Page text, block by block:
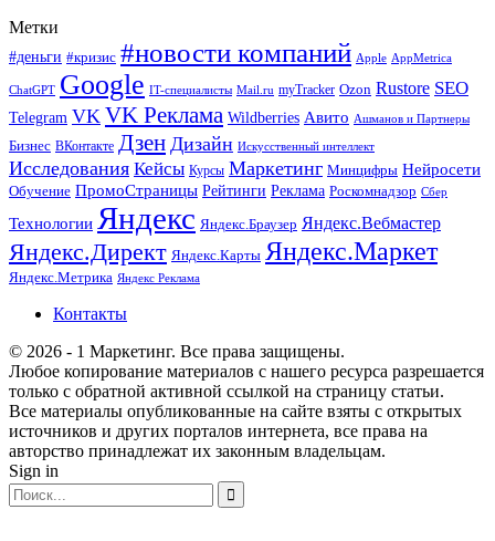
Метки
#деньги #кризис #новости компаний Apple AppMetrica
ChatGPT Google IT-специалисты Mail.ru myTracker Ozon Rustore SEO
Telegram VK VK Реклама Wildberries Авито Ашманов и Партнеры
Бизнес ВКонтакте Дзен Дизайн Искусственный интеллект
Исследования Кейсы Курсы Маркетинг Минцифры Нейросети
Обучение ПромоСтраницы Рейтинги Реклама Роскомнадзор Сбер
Технологии Яндекс Яндекс.Браузер Яндекс.Вебмастер
Яндекс.Директ Яндекс.Карты Яндекс.Маркет
Яндекс.Метрика Яндекс Реклама
Контакты
© 2026 - 1 Маркетинг. Все права защищены.
Любое копирование материалов с нашего ресурса разрешается
только с обратной активной ссылкой на страницу статьи.
Все материалы опубликованные на сайте взяты с открытых
источников и других порталов интернета, все права на
авторство принадлежат их законным владельцам.
Sign in